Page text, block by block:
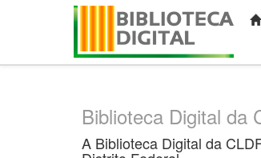
Biblioteca Digital da
A Biblioteca Digital da